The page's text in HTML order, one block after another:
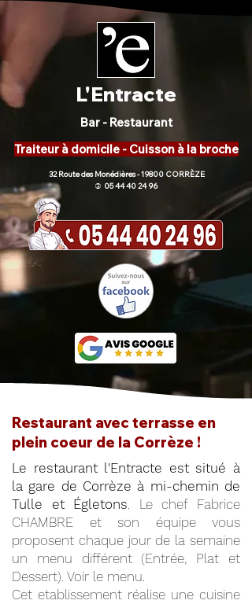
L'Entracte
Bar - Restaurant
Traiteur à domicile - Cuisson à la broche
32 Route des Monédières - 19800 CORRÈZE
) 05 44 40 24 96
Restaurant avec terrasse en
plein coeur de la Corrèze !
Le restaurant l'Entracte est situé à
la gare de Corrèze à mi-chemin de
Tulle et Égletons. Le chef Fabrice
CHAMBRE et son équipe vous
proposent chaque jour de la semaine
un menu différent (Entrée, Plat et
Dessert). Voir le menu.
Cet etablissement réalise une cuisine